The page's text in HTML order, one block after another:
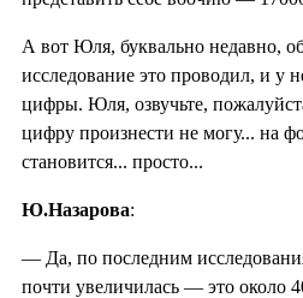
А вот Юля, буквально недавно,
исследование это проводил, и у
цифры. Юля, озвучьте,
цифру произнести не могу... на
становится... просто...
Ю.Назарова:
— Да, по последним
почти увеличилась — это около